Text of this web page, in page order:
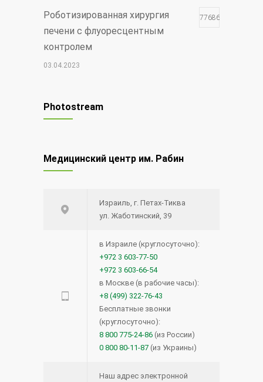
Роботизированная хирургия
печени с флуоресцентным
контролем
77686
03.04.2023
30.12.2021
глаза
Синий лазер для удаления
Прием кроверазжижающих
препаратов возможен и перед
операцией — новое исследование
Лимфома кожи: что нужно знать?
Photostream
Медицинский центр им. Рабин
Израиль, г. Петах-Тиква
ул. Жаботинский, 39
в Израиле (круглосуточно):
+972 3 603-77-50
+972 3 603-66-54
в Москве (в рабочие часы):
+8 (499) 322-76-43
Бесплатные звонки
(круглосуточно):
8 800 775-24-86 (из России)
0 800 80-11-87 (из Украины)
Наш адрес электронной